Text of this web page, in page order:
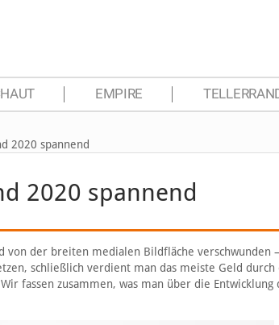
EMPIRE
2020 spannend
2020 spannend
der breiten medialen Bildfläche verschwunden
schließlich verdient man das meiste Geld
fassen zusammen, was man über die Entwicklung